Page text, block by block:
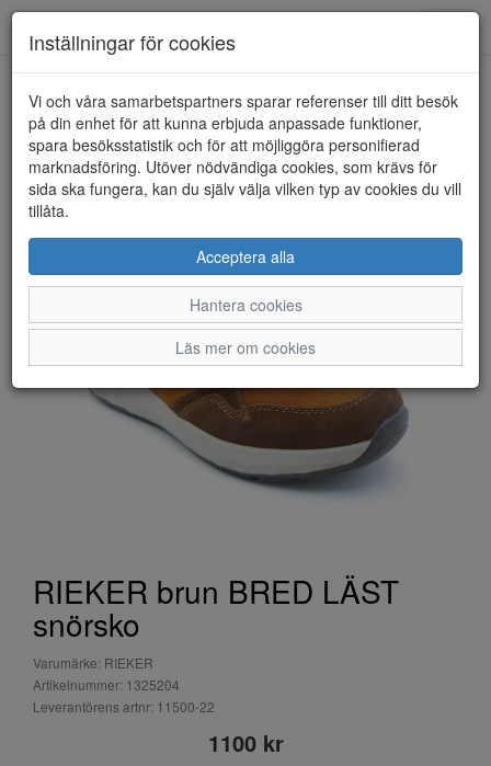
HEM RIEKER
RIEKER brun BRED LÄST
snörsko
Varumärke: RIEKER
Artikelnummer: 1325204
Leverantörens artnr: 11500-22
1100 kr
Inställningar för cookies
Vi och våra samarbetspartners sparar referenser till ditt besök
på din enhet för att kunna erbjuda anpassade funktioner,
spara besöksstatistik och för att möjliggöra personifierad
marknadsföring. Utöver nödvändiga cookies, som krävs för
sida ska fungera, kan du själv välja vilken typ av cookies du vill
tillåta.
Acceptera alla
Hantera cookies
Läs mer om cookies